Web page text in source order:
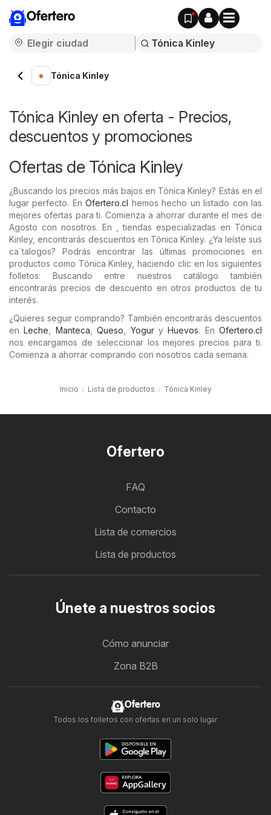
Ofertero
Tónica Kinley
Tónica Kinley en oferta - Precios,
descuentos y promociones
Ofertas de Tónica Kinley
¿Buscando los precios más bajos en Tónica Kinley? Estás en el
lugar perfecto. EnOfertero.cl hemos hecho un listado con las
mejores ofertas para ti. Comienza a ahorrar durante el mes de
Agosto con nosotros. En , tiendas especializadas en Tónica
Kinley, encontrarás descuentos en Tónica Kinley. ¿Ya leíste sus
ca´talogos? Podrás encontrar las últimas promociones en
productos como Tónica Kinley, haciendo clic en los siguientes
folletos: Buscando entre nuestros catálogo también
encontrarás precios de descuento en otros productos de tu
interés.
¿Quieres seguir comprando? También encontrarás descuentos
enLeche Manteca ,Queso YoguryHuevos. En Ofertero.cl
nos encargamos de seleccionar los mejores precios para ti.
Comienza a ahorrar comprando con nosotros cada semana.
Inicio Lista de productos Tónica Kinley
Ofertero
FAQ
Contacto
Lista de comercios
Lista de productos
Únete a nuestros socios
Cómo anunciar
Zona B2B
Ofertero
Todos los folletos con ofertas en un solo lugar